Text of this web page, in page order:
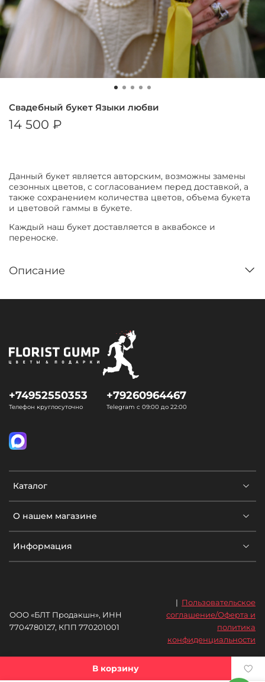
Свадебный букет Языки любви
14 500 ₽
В корзину
Данный букет является авторским, возможны замены
сезонных цветов, с согласованием перед доставкой, а
также сохранением количества цветов, объема букета
и цветовой гаммы в букете.
Каждый наш букет доставляется в аквабоксе и
переноске.
Описание
Каталог
О нашем магазине
Информация
+74952550353
Телефон круглосуточно
+79260964467
Telegram с 09:00 до 22:00
ООО «БЛТ Продакшн», ИНН
7704780127, КПП 770201001
| Пользовательское
соглашение/Оферта и
политика
конфиденциальности